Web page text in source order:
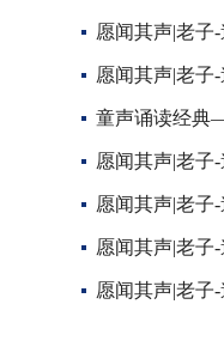
愿闻其声|老子-
愿闻其声|老子-
童声诵读经典
愿闻其声|老子-
愿闻其声|老子-
愿闻其声|老子-
愿闻其声|老子-